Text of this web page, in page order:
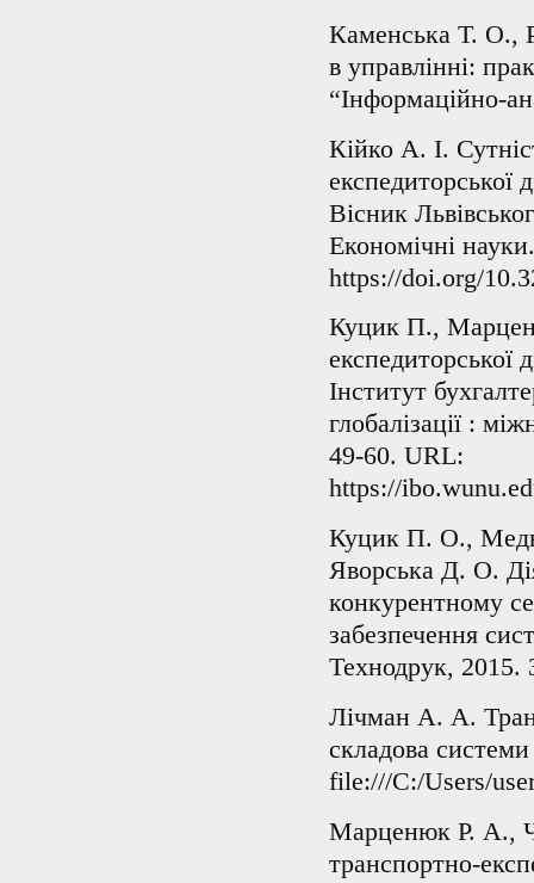
Каменська Т. О.,
в управлінні:
“Інформаційно-
Кійко А. І.
експедиторської
Вісник
Економічні
https://doi.org/
Куцик П.,
експедиторської
Інститут
глобалізації :
49-60. URL:
https://
Куцик П. О.,
Яворська Д. О.
конкурентному
забезпечення
Технодрук, 2015.
Лічман А. А.
складова
file:///C:/Users/
Марценюк Р. А.,
транспортно-